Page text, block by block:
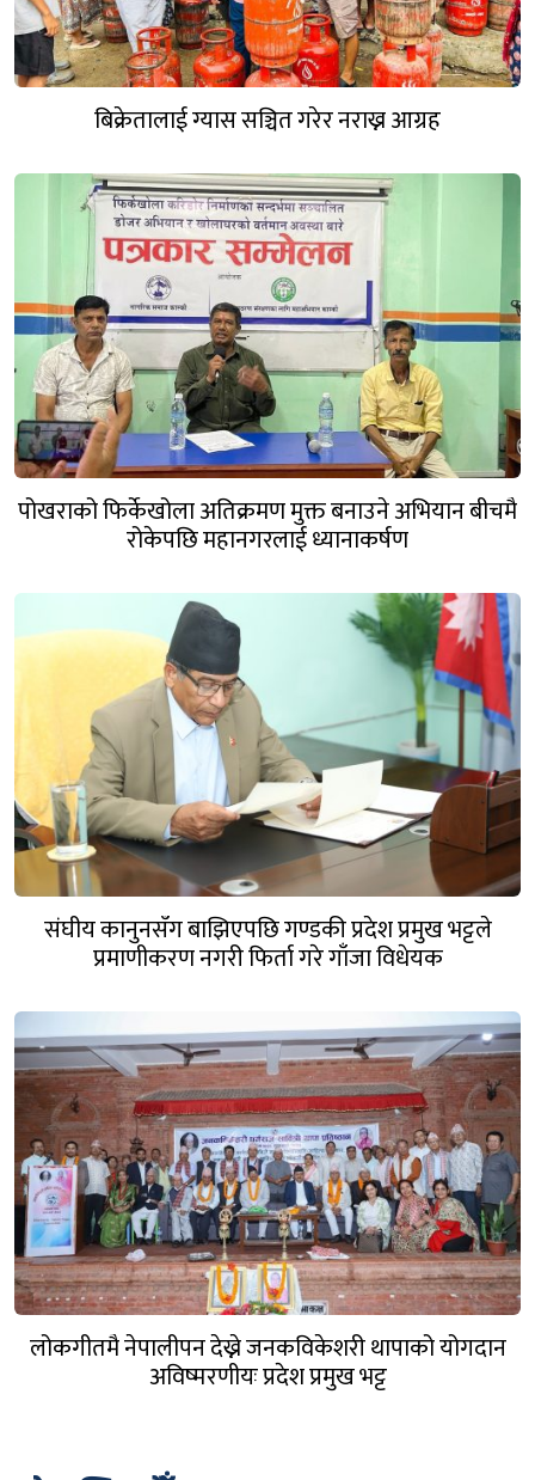
बिक्रेतालाई ग्यास सञ्चित गरेर नराख्न आग्रह
पोखराको फिर्केखोला अतिक्रमण मुक्त बनाउने अभियान बीचमै
रोकेपछि महानगरलाई ध्यानाकर्षण
संघीय कानुनसँग बाझिएपछि गण्डकी प्रदेश प्रमुख भट्टले
प्रमाणीकरण नगरी फिर्ता गरे गाँजा विधेयक
लोकगीतमै नेपालीपन देख्ने जनकविकेशरी थापाको योगदान
अविष्मरणीयः प्रदेश प्रमुख भट्ट